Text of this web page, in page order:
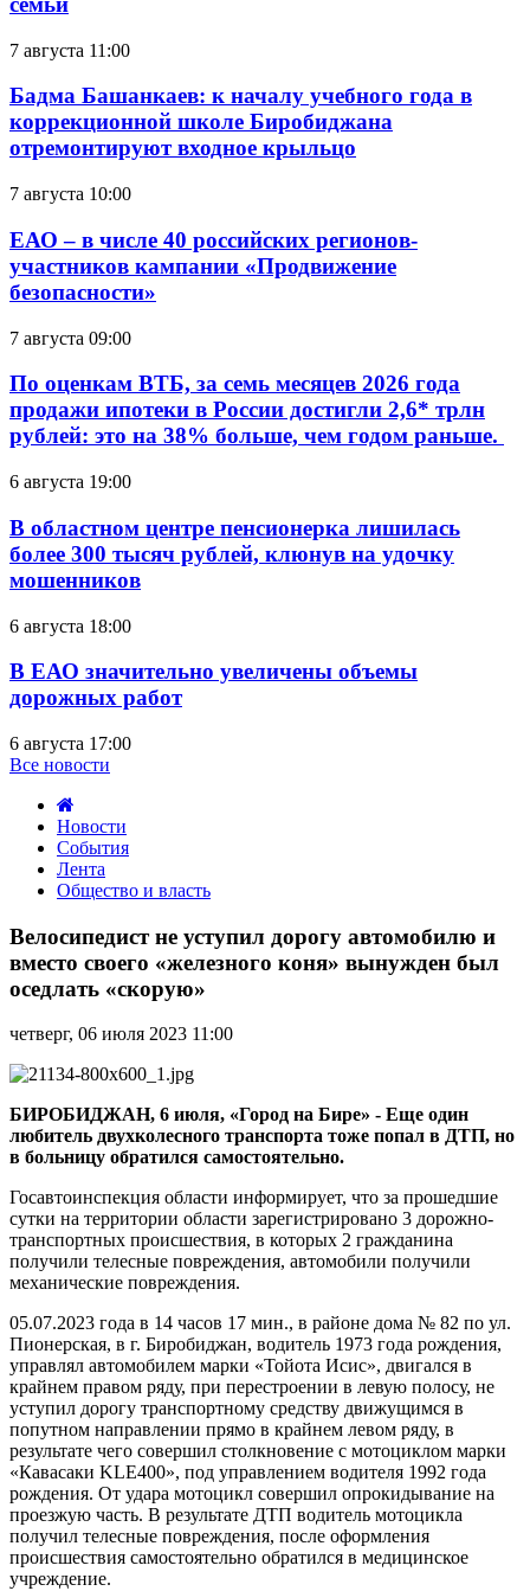
7 августа 11:00
Бадма Башанкаев: к началу учебного года в
коррекционной школе Биробиджана
отремонтируют входное крыльцо
7 августа 10:00
ЕАО – в числе 40 российских регионов-
участников кампании «Продвижение
безопасности»
7 августа 09:00
По оценкам ВТБ, за семь месяцев 2026 года
продажи ипотеки в России достигли 2,6* трлн
рублей: это на 38% больше, чем годом раньше.
6 августа 19:00
В областном центре пенсионерка лишилась
более 300 тысяч рублей, клюнув на удочку
мошенников
6 августа 18:00
В ЕАО значительно увеличены объемы
дорожных работ
6 августа 17:00
Все новости
Новости
События
Лента
Общество и власть
не
уступил
дорогу
автомобилю
вместо
«железного
вынужден
был
оседлать
Велосипедист не уступил дорогу автомобилю и
вместо своего «железного коня» вынужден был
оседлать «скорую»
четверг, 06 июля 2023 11:00
БИРОБИДЖАН, 6 июля, «Город на Бире» - Еще один
любитель двухколесного транспорта тоже попал в ДТП, но
в больницу обратился самостоятельно.
Госавтоинспекция области информирует, что за прошедшие
сутки на территории области зарегистрировано 3 дорожно-
транспортных происшествия, в которых 2 гражданина
получили телесные повреждения, автомобили получили
механические повреждения.
05.07.2023 года в 14 часов 17 мин., в районе дома № 82 по ул.
Пионерская, в г. Биробиджан, водитель 1973 года рождения,
управлял автомобилем марки «Тойота Исис», двигался в
крайнем правом ряду, при перестроении в левую полосу, не
уступил дорогу транспортному средству движущимся в
попутном направлении прямо в крайнем левом ряду, в
результате чего совершил столкновение с мотоциклом марки
«Кавасаки KLE400», под управлением водителя 1992 года
рождения. От удара мотоцикл совершил опрокидывание на
проезжую часть. В результате ДТП водитель мотоцикла
получил телесные повреждения, после оформления
происшествия самостоятельно обратился в медицинское
учреждение.